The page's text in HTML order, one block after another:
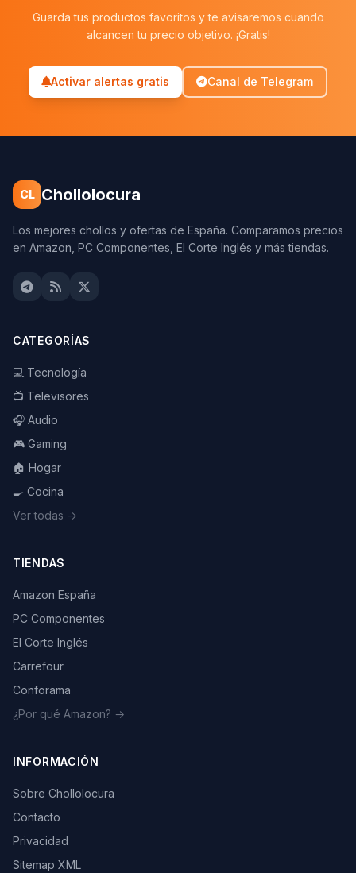
Guarda tus productos favoritos y te avisaremos cuando
alcancen tu precio objetivo. ¡Gratis!
Activar alertas gratis Canal de Telegram
CL Chollolocura
Los mejores chollos y ofertas de España. Comparamos precios
en Amazon, PC Componentes, El Corte Inglés y más tiendas.
CATEGORÍAS
💻 Tecnología
📺 Televisores
🎧 Audio
🎮 Gaming
🏠 Hogar
🍳 Cocina
Ver todas →
TIENDAS
Amazon España
PC Componentes
El Corte Inglés
Carrefour
Conforama
¿Por qué Amazon? →
INFORMACIÓN
Sobre Chollolocura
Contacto
Privacidad
Sitemap XML